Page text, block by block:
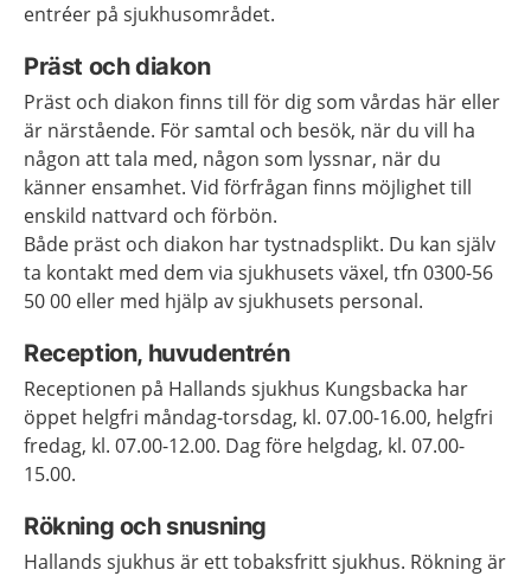
entréer på sjukhusområdet.
Präst och diakon
Präst och diakon finns till för dig som vårdas här eller
är närstående. För samtal och besök, när du vill ha
någon att tala med, någon som lyssnar, när du
känner ensamhet. Vid förfrågan finns möjlighet till
enskild nattvard och förbön.
Både präst och diakon har tystnadsplikt. Du kan själv
ta kontakt med dem via sjukhusets växel, tfn 0300-56
50 00 eller med hjälp av sjukhusets personal.
Reception, huvudentrén
Receptionen på Hallands sjukhus Kungsbacka har
öppet helgfri måndag-torsdag, kl. 07.00-16.00, helgfri
fredag, kl. 07.00-12.00. Dag före helgdag, kl. 07.00-
15.00.
Rökning och snusning
Hallands sjukhus är ett tobaksfritt sjukhus. Rökning är